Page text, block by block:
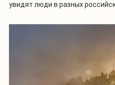
увидят люди в разных